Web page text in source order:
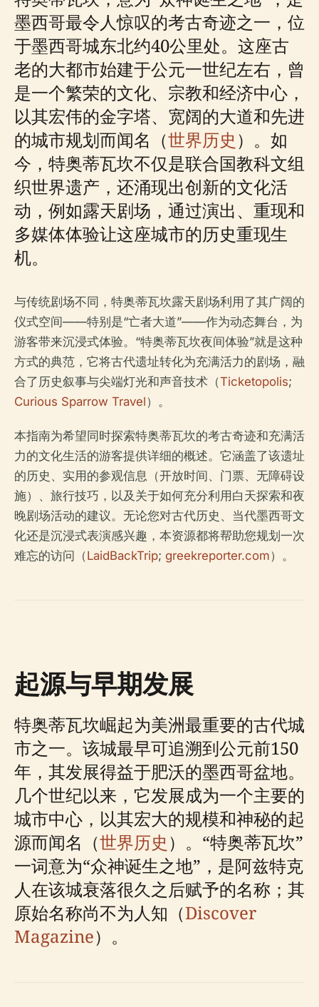
墨西哥最令人惊叹的考古奇迹之一，位
于墨西哥城东北约40公里处。这座古
老的大都市始建于公元一世纪左右，曾
是一个繁荣的文化、宗教和经济中心，
以其宏伟的金字塔、宽阔的大道和先进
的城市规划而闻名（世界历史 ）。如
今，特奥蒂瓦坎不仅是联合国教科文组
织世界遗产，还涌现出创新的文化活
动，例如露天剧场，通过演出、重现和
多媒体体验让这座城市的历史重现生
机。
与传统剧场不同，特奥蒂瓦坎露天剧场利用了其广阔的
仪式空间——特别是“亡者大道”——作为动态舞台，为
游客带来沉浸式体验。“特奥蒂瓦坎夜间体验”就是这种
方式的典范，它将古代遗址转化为充满活力的剧场，融
合了历史叙事与尖端灯光和声音技术（Ticketopolis;
Curious Sparrow Travel）。
本指南为希望同时探索特奥蒂瓦坎的考古奇迹和充满活
力的文化生活的游客提供详细的概述。它涵盖了该遗址
的历史、实用的参观信息（开放时间、门票、无障碍设
施）、旅行技巧，以及关于如何充分利用白天探索和夜
晚剧场活动的建议。无论您对古代历史、当代墨西哥文
化还是沉浸式表演感兴趣，本资源都将帮助您规划一次
难忘的访问（LaidBackTrip; greekreporter.com）。
起源与早期发展
特奥蒂瓦坎崛起为美洲最重要的古代城
市之一。该城最早可追溯到公元前150
年，其发展得益于肥沃的墨西哥盆地。
几个世纪以来，它发展成为一个主要的
城市中心，以其宏大的规模和神秘的起
源而闻名（世界历史 ）。“特奥蒂瓦坎”
一词意为“众神诞生之地”，是阿兹特克
人在该城衰落很久之后赋予的名称；其
原始名称尚不为人知（Discover
Magazine）。